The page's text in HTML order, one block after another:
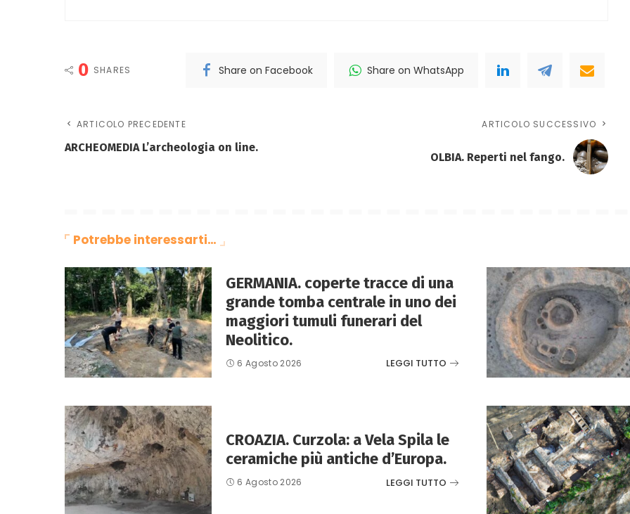
0 SHARES Share on Facebook Share on WhatsApp
ARTICOLO PRECEDENTE
ARCHEOMEDIA L’archeologia on line.
ARTICOLO SUCCESSIVO
OLBIA. Reperti nel fango.
Potrebbe interessarti…
GERMANIA. coperte tracce di una
grande tomba centrale in uno dei
maggiori tumuli funerari del
Neolitico.
6 Agosto 2026 LEGGI TUTTO
CROAZIA. Curzola: a Vela Spila le
ceramiche più antiche d’Europa.
6 Agosto 2026 LEGGI TUTTO